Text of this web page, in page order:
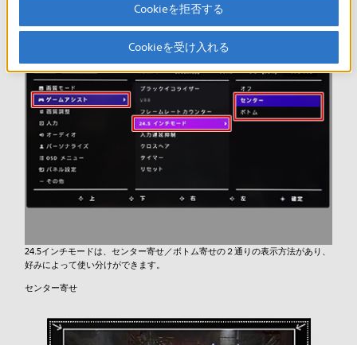
24.5インチモードは、センター寄せ／ボトム寄せの２通りの表示方法があり、
好みによって使い分けができます。
センター寄せ
Cookieを拒否する
Cookieを受け入れる